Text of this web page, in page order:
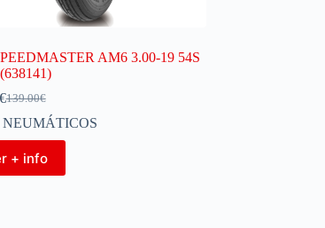
AM6 3.00-19 54S
139.00€
NEUMÁTICOS
+ info